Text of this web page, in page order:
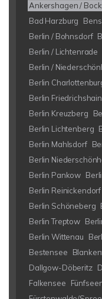
Ankershagen /
Bad Harzburg
Berlin / Bohnsdorf
Berlin / Lichtenrade
Berlin /
Berlin
Berlin Friedrichshain
Berlin Kreuzberg
Berlin Lichtenberg
Berlin Mahlsdorf
Berlin
Berlin Pankow
Berlin Reinickendorf
Berlin Schöneberg
Berlin Treptow
Berlin Wittenau
Bestensee
Dallgow-Döberitz
Falkensee